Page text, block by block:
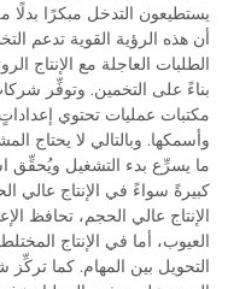
يستطيعون التدخل مبكرًا بدلًا
أن هذه الرؤية القوية تدعم
الطلبات العاجلة مع الإنتاج
بناءً على التخمين. وتوفِّر
مكتبات عمليات تحتوي
وأسمكها. وبالتالي لا يحتاج
ما يسرِّع بدء التشغيل ويُحقِّق
كبيرةً سواءً في الإنتاج عالي
الإنتاج عالي الحجم، تحافظ
العيوب، أما في الإنتاج
التحويل بين المهام. كما